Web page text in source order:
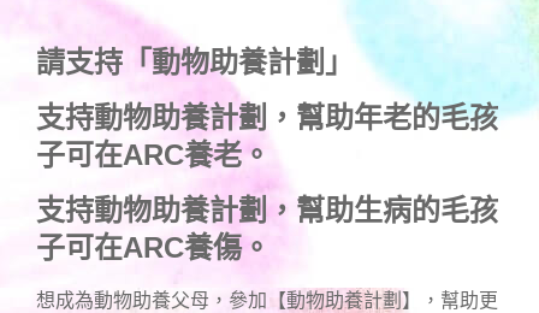
請支持「動物助養計劃」
支持動物助養計劃，幫助年老的毛孩
子可在ARC養老。
支持動物助養計劃，幫助生病的毛孩
子可在ARC養傷。
想成為動物助養父母，參加【動物助養計劃】，幫助更